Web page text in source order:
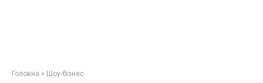
Головна » Шоу-бізнес